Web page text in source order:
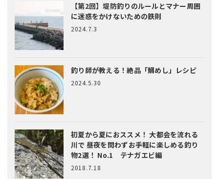
【第2回】堤防釣りのルールとマナー周囲
に迷惑をかけないための鉄則
2024.7.3
釣り師が教える！絶品「鯛めし」レシピ
2024.5.30
初夏から夏におススメ！ 大都会を流れる
川で 昼夜を問わずお手軽に楽しめる釣り
物2選！ No.1 テナガエビ編
2018.7.18